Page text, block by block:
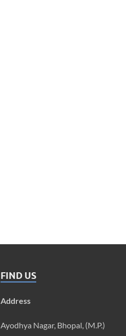
FIND US
Address
Ayodhya Nagar, Bhopal, (M.P.)